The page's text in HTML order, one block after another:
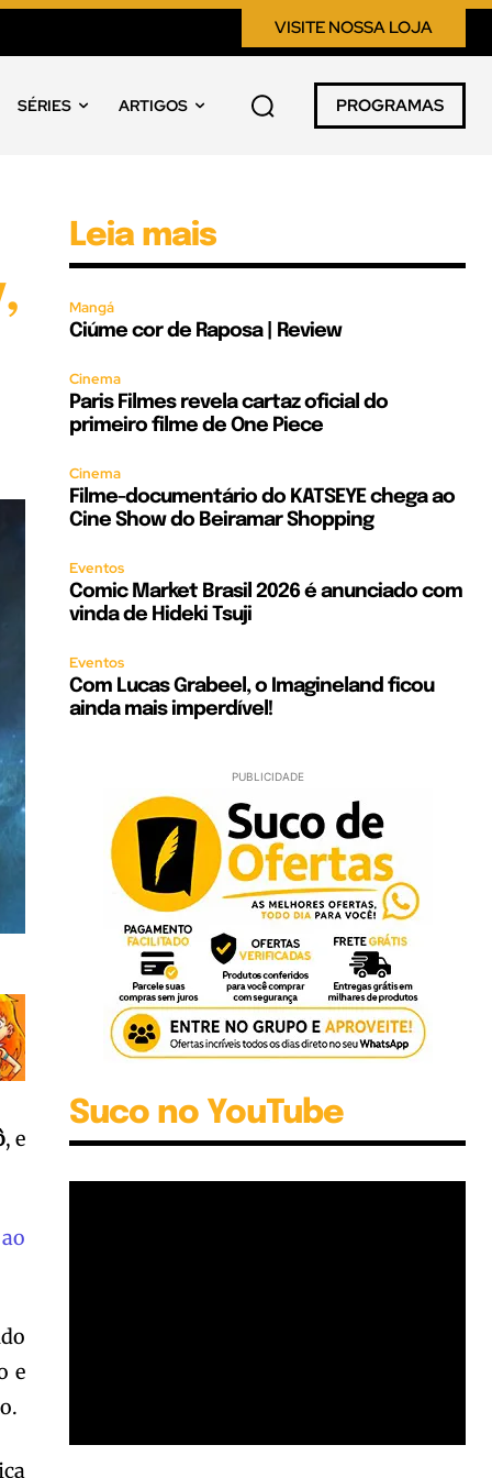
VISITE NOSSA LOJA
SÉRIES ARTIGOS PROGRAMAS
, e
e
Leia mais
Mangá
Ciúme cor de Raposa | Review
Cinema
Paris Filmes revela cartaz oficial do
primeiro filme de One Piece
Cinema
Filme-documentário do KATSEYE chega ao
Cine Show do Beiramar Shopping
Eventos
Comic Market Brasil 2026 é anunciado com
vinda de Hideki Tsuji
Eventos
Com Lucas Grabeel, o Imagineland ficou
ainda mais imperdível!
PUBLICIDADE
Suco no YouTube